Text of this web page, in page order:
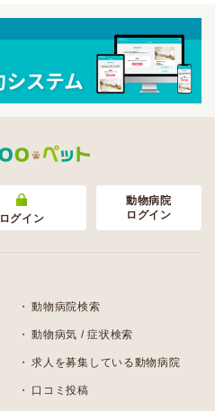
ログイン
動物病院
ログイン
動物病院検索
動物病気 / 症状検索
求人を募集している動物病院
口コミ投稿